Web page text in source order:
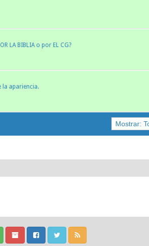
LA BIBLIA o por EL CG?
la apariencia.